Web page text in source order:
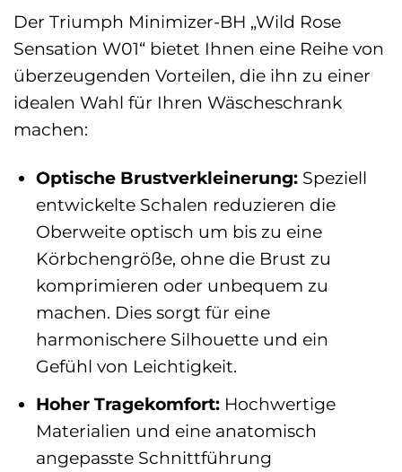
Der Triumph Minimizer-BH „Wild Rose
Sensation W01“ bietet Ihnen eine Reihe von
überzeugenden Vorteilen, die ihn zu einer
idealen Wahl für Ihren Wäscheschrank
machen:
Optische Brustverkleinerung:Speziell
entwickelte Schalen reduzieren die
Oberweite optisch um bis zu eine
Körbchengröße, ohne die Brust zu
komprimieren oder unbequem zu
machen. Dies sorgt für eine
harmonischere Silhouette und ein
Gefühl von Leichtigkeit.
Hoher Tragekomfort:Hochwertige
Materialien und eine anatomisch
angepasste Schnittführung